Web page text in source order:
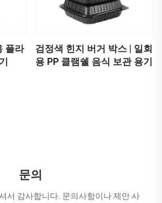
플라
검정색 힌지 버거 박스 | 일회
용 PP 클램쉘 음식 보관 용기
문의
서 감사합니다. 문의사항이나 제안 사